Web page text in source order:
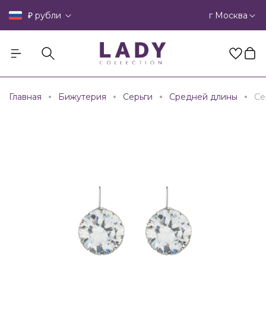
₽ рубли г Москва
Главная Бижутерия Серьги Средней длины